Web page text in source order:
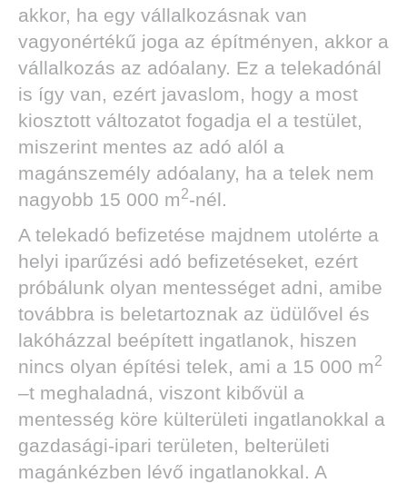
akkor, ha egy vállalkozásnak van
vagyonértékű joga az építményen, akkor a
vállalkozás az adóalany. Ez a telekadónál
is így van, ezért javaslom, hogy a most
kiosztott változatot fogadja el a testület,
miszerint mentes az adó alól a
magánszemély adóalany, ha a telek nem
nagyobb 15 000 m2-nél.
A telekadó befizetése majdnem utolérte a
helyi iparűzési adó befizetéseket, ezért
próbálunk olyan mentességet adni, amibe
továbbra is beletartoznak az üdülővel és
lakóházzal beépített ingatlanok, hiszen
nincs olyan építési telek, ami a 15 000 m2
–t meghaladná, viszont kibővül a
mentesség köre külterületi ingatlanokkal a
gazdasági-ipari területen, belterületi
magánkézben lévő ingatlanokkal. A